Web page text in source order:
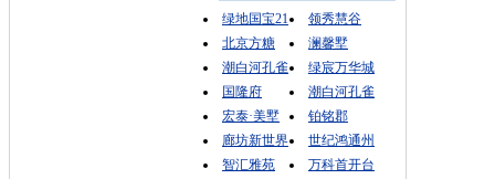
绿地国宝21
领秀慧谷
北京方糖
澜馨墅
潮白河孔雀
绿宸万华城
国隆府
潮白河孔雀
宏泰·美墅
铂铭郡
廊坊新世界
世纪鸿通州
智汇雅苑
万科首开台